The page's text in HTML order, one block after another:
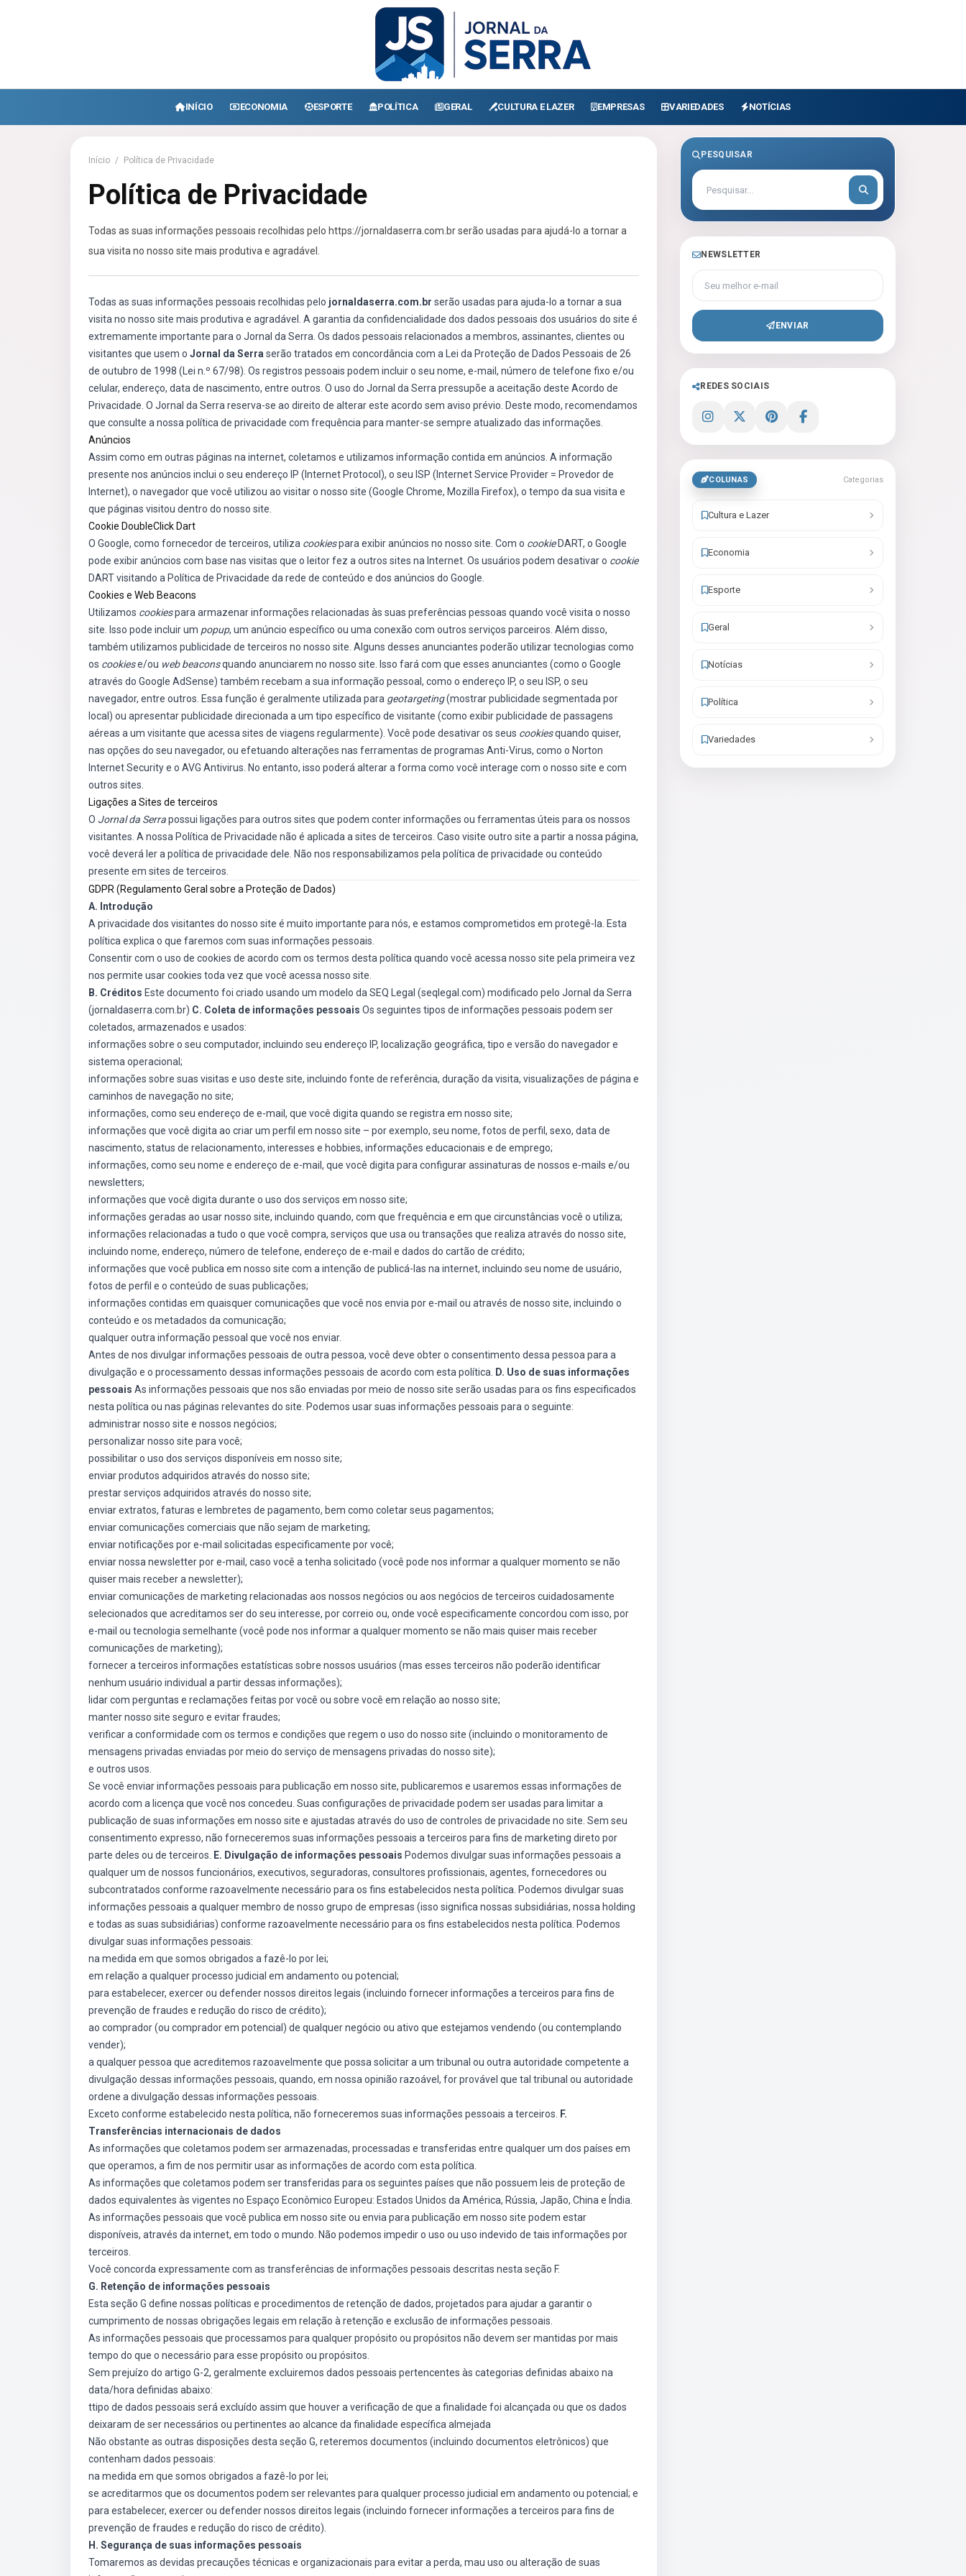
INÍCIO ECONOMIA ESPORTE POLÍTICA GERAL CULTURA E LAZER EMPRESAS VARIEDADES NOTÍCIAS
Início / Política de Privacidade
Política de Privacidade
Todas as suas informações pessoais recolhidas pelo https://jornaldaserra.com.br serão usadas para ajudá-lo a tornar a
sua visita no nosso site mais produtiva e agradável.
Todas as suas informações pessoais recolhidas pelo jornaldaserra.com.br serão usadas para ajuda-lo a tornar a sua
visita no nosso site mais produtiva e agradável. A garantia da confidencialidade dos dados pessoais dos usuários do site é
extremamente importante para o Jornal da Serra. Os dados pessoais relacionados a membros, assinantes, clientes ou
visitantes que usem o Jornal da Serra serão tratados em concordância com a Lei da Proteção de Dados Pessoais de 26
de outubro de 1998 (Lei n.º 67/98). Os registros pessoais podem incluir o seu nome, e-mail, número de telefone fixo e/ou
celular, endereço, data de nascimento, entre outros. O uso do Jornal da Serra pressupõe a aceitação deste Acordo de
Privacidade. O Jornal da Serra reserva-se ao direito de alterar este acordo sem aviso prévio. Deste modo, recomendamos
que consulte a nossa política de privacidade com frequência para manter-se sempre atualizado das informações.
Anúncios
Assim como em outras páginas na internet, coletamos e utilizamos informação contida em anúncios. A informação
presente nos anúncios inclui o seu endereço IP (Internet Protocol), o seu ISP (Internet Service Provider = Provedor de
Internet), o navegador que você utilizou ao visitar o nosso site (Google Chrome, Mozilla Firefox), o tempo da sua visita e
que páginas visitou dentro do nosso site.
Cookie DoubleClick Dart
O Google, como fornecedor de terceiros, utiliza cookiespara exibir anúncios no nosso site. Com o cookieDART, o Google
pode exibir anúncios com base nas visitas que o leitor fez a outros sites na Internet. Os usuários podem desativar o cookie
DART visitando a Política de Privacidade da rede de conteúdo e dos anúncios do Google.
Cookies e Web Beacons
Utilizamos cookiespara armazenar informações relacionadas às suas preferências pessoas quando você visita o nosso
site. Isso pode incluir um popup, um anúncio específico ou uma conexão com outros serviços parceiros. Além disso,
também utilizamos publicidade de terceiros no nosso site. Alguns desses anunciantes poderão utilizar tecnologias como
os cookiese/ou web beaconsquando anunciarem no nosso site. Isso fará com que esses anunciantes (como o Google
através do Google AdSense) também recebam a sua informação pessoal, como o endereço IP, o seu ISP, o seu
navegador, entre outros. Essa função é geralmente utilizada para geotargeting(mostrar publicidade segmentada por
local) ou apresentar publicidade direcionada a um tipo específico de visitante (como exibir publicidade de passagens
aéreas a um visitante que acessa sites de viagens regularmente). Você pode desativar os seus cookiesquando quiser,
nas opções do seu navegador, ou efetuando alterações nas ferramentas de programas Anti-Virus, como o Norton
Internet Security e o AVG Antivirus. No entanto, isso poderá alterar a forma como você interage com o nosso site e com
outros sites.
Ligações a Sites de terceiros
O Jornal da Serrapossui ligações para outros sites que podem conter informações ou ferramentas úteis para os nossos
visitantes. A nossa Política de Privacidade não é aplicada a sites de terceiros. Caso visite outro site a partir a nossa página,
você deverá ler a política de privacidade dele. Não nos responsabilizamos pela política de privacidade ou conteúdo
presente em sites de terceiros.
GDPR (Regulamento Geral sobre a Proteção de Dados)
A. Introdução
A privacidade dos visitantes do nosso site é muito importante para nós, e estamos comprometidos em protegê-la. Esta
política explica o que faremos com suas informações pessoais.
Consentir com o uso de cookies de acordo com os termos desta política quando você acessa nosso site pela primeira vez
nos permite usar cookies toda vez que você acessa nosso site.
B. Créditos Este documento foi criado usando um modelo da SEQ Legal (seqlegal.com) modificado pelo Jornal da Serra
(jornaldaserra.com.br) C. Coleta de informações pessoais Os seguintes tipos de informações pessoais podem ser
coletados, armazenados e usados:
informações sobre o seu computador, incluindo seu endereço IP, localização geográfica, tipo e versão do navegador e
sistema operacional;
informações sobre suas visitas e uso deste site, incluindo fonte de referência, duração da visita, visualizações de página e
caminhos de navegação no site;
informações, como seu endereço de e-mail, que você digita quando se registra em nosso site;
informações que você digita ao criar um perfil em nosso site – por exemplo, seu nome, fotos de perfil, sexo, data de
nascimento, status de relacionamento, interesses e hobbies, informações educacionais e de emprego;
informações, como seu nome e endereço de e-mail, que você digita para configurar assinaturas de nossos e-mails e/ou
newsletters;
informações que você digita durante o uso dos serviços em nosso site;
informações geradas ao usar nosso site, incluindo quando, com que frequência e em que circunstâncias você o utiliza;
informações relacionadas a tudo o que você compra, serviços que usa ou transações que realiza através do nosso site,
incluindo nome, endereço, número de telefone, endereço de e-mail e dados do cartão de crédito;
informações que você publica em nosso site com a intenção de publicá-las na internet, incluindo seu nome de usuário,
fotos de perfil e o conteúdo de suas publicações;
informações contidas em quaisquer comunicações que você nos envia por e-mail ou através de nosso site, incluindo o
conteúdo e os metadados da comunicação;
qualquer outra informação pessoal que você nos enviar.
Antes de nos divulgar informações pessoais de outra pessoa, você deve obter o consentimento dessa pessoa para a
divulgação e o processamento dessas informações pessoais de acordo com esta política.
D. Uso de suas informações
pessoais As informações pessoais que nos são enviadas por meio de nosso site serão usadas para os fins especificados
nesta política ou nas páginas relevantes do site. Podemos usar suas informações pessoais para o seguinte:
administrar nosso site e nossos negócios;
personalizar nosso site para você;
possibilitar o uso dos serviços disponíveis em nosso site;
enviar produtos adquiridos através do nosso site;
prestar serviços adquiridos através do nosso site;
enviar extratos, faturas e lembretes de pagamento, bem como coletar seus pagamentos;
enviar comunicações comerciais que não sejam de marketing;
enviar notificações por e-mail solicitadas especificamente por você;
enviar nossa newsletter por e-mail, caso você a tenha solicitado (você pode nos informar a qualquer momento se não
quiser mais receber a newsletter);
enviar comunicações de marketing relacionadas aos nossos negócios ou aos negócios de terceiros cuidadosamente
selecionados que acreditamos ser do seu interesse, por correio ou, onde você especificamente concordou com isso, por
e-mail ou tecnologia semelhante (você pode nos informar a qualquer momento se não mais quiser mais receber
comunicações de marketing);
fornecer a terceiros informações estatísticas sobre nossos usuários (mas esses terceiros não poderão identificar
nenhum usuário individual a partir dessas informações);
lidar com perguntas e reclamações feitas por você ou sobre você em relação ao nosso site;
manter nosso site seguro e evitar fraudes;
verificar a conformidade com os termos e condições que regem o uso do nosso site (incluindo o monitoramento de
mensagens privadas enviadas por meio do serviço de mensagens privadas do nosso site);
e outros usos.
Se você enviar informações pessoais para publicação em nosso site, publicaremos e usaremos essas informações de
acordo com a licença que você nos concedeu. Suas configurações de privacidade podem ser usadas para limitar a
publicação de suas informações em nosso site e ajustadas através do uso de controles de privacidade no site. Sem seu
consentimento expresso, não forneceremos suas informações pessoais a terceiros para fins de marketing direto por
parte deles ou de terceiros.
E. Divulgação de informações pessoais Podemos divulgar suas informações pessoais a
qualquer um de nossos funcionários, executivos, seguradoras, consultores profissionais, agentes, fornecedores ou
subcontratados conforme razoavelmente necessário para os fins estabelecidos nesta política. Podemos divulgar suas
informações pessoais a qualquer membro de nosso grupo de empresas (isso significa nossas subsidiárias, nossa holding
e todas as suas subsidiárias) conforme razoavelmente necessário para os fins estabelecidos nesta política. Podemos
divulgar suas informações pessoais:
na medida em que somos obrigados a fazê-lo por lei;
em relação a qualquer processo judicial em andamento ou potencial;
para estabelecer, exercer ou defender nossos direitos legais (incluindo fornecer informações a terceiros para fins de
prevenção de fraudes e redução do risco de crédito);
ao comprador (ou comprador em potencial) de qualquer negócio ou ativo que estejamos vendendo (ou contemplando
vender);
a qualquer pessoa que acreditemos razoavelmente que possa solicitar a um tribunal ou outra autoridade competente a
divulgação dessas informações pessoais, quando, em nossa opinião razoável, for provável que tal tribunal ou autoridade
ordene a divulgação dessas informações pessoais.
Exceto conforme estabelecido nesta política, não forneceremos suas informações pessoais a terceiros.
F.
Transferências internacionais de dados
As informações que coletamos podem ser armazenadas, processadas e transferidas entre qualquer um dos países em
que operamos, a fim de nos permitir usar as informações de acordo com esta política.
As informações que coletamos podem ser transferidas para os seguintes países que não possuem leis de proteção de
dados equivalentes às vigentes no Espaço Econômico Europeu: Estados Unidos da América, Rússia, Japão, China e Índia.
As informações pessoais que você publica em nosso site ou envia para publicação em nosso site podem estar
disponíveis, através da internet, em todo o mundo. Não podemos impedir o uso ou uso indevido de tais informações por
terceiros.
Você concorda expressamente com as transferências de informações pessoais descritas nesta seção F.
G. Retenção de informações pessoais
Esta seção G define nossas políticas e procedimentos de retenção de dados, projetados para ajudar a garantir o
cumprimento de nossas obrigações legais em relação à retenção e exclusão de informações pessoais.
As informações pessoais que processamos para qualquer propósito ou propósitos não devem ser mantidas por mais
tempo do que o necessário para esse propósito ou propósitos.
Sem prejuízo do artigo G-2, geralmente excluiremos dados pessoais pertencentes às categorias definidas abaixo na
data/hora definidas abaixo:
ttipo de dados pessoais será excluído assim que houver a verificação de que a finalidade foi alcançada ou que os dados
deixaram de ser necessários ou pertinentes ao alcance da finalidade específica almejada
Não obstante as outras disposições desta seção G, reteremos documentos (incluindo documentos eletrônicos) que
contenham dados pessoais:
na medida em que somos obrigados a fazê-lo por lei;
se acreditarmos que os documentos podem ser relevantes para qualquer processo judicial em andamento ou potencial; e
para estabelecer, exercer ou defender nossos direitos legais (incluindo fornecer informações a terceiros para fins de
prevenção de fraudes e redução do risco de crédito).
H. Segurança de suas informações pessoais
Tomaremos as devidas precauções técnicas e organizacionais para evitar a perda, mau uso ou alteração de suas
PESQUISAR
NEWSLETTER
Seu melhor e-mail
ENVIAR
REDES SOCIAIS
COLUNAS Categorias
Cultura e Lazer
Economia
Esporte
Geral
Notícias
Política
Variedades